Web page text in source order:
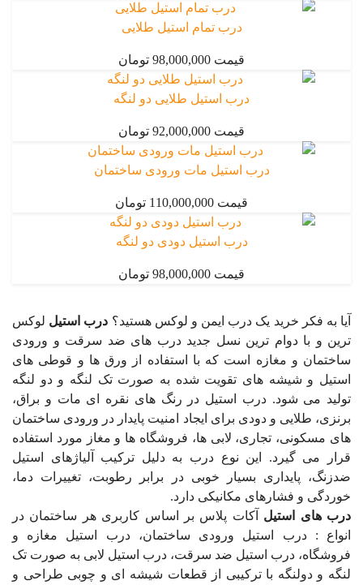
درب تمام استیل طلایی
قیمت 98,000,000 تومان
درب استیل طلایی دو لنگه
قیمت 92,000,000 تومان
درب استیل مات ورودی ساختمان
قیمت 110,000,000 تومان
درب استیل دودی دو لنگه
قیمت 98,000,000 تومان
آیا به فکر خرید یک درب ایمن و لوکس هستید؟ درب استیل لوکس
ترین و با دوام ترین نسل جدید درب های ضد سرقت و ورودی
ساختمان و مغازه است که با استفاده از ورق ها ‌و قوطی های
استیل و شیشه های تقویت‌ شده به صورت تک لنگه و دو لنگه
تولید می شود. درب استیل در رنگ های نقره ای مات و براق،
برنزی، طلایی و دودی برای ایجاد امنیت پایدار در ورودی ساختمان
های مسکونی، تجاری، لابی ها، فروشگاه ها و مغاز مورد استفاده
قرار می گیرد. این نوع درب به دلیل ترکیب آلیاژهای استیل
ضدزنگ، پایداری بسیار خوبی در برابر رطوبت، تغییرات دما،
خوردگی و فشارهای مکانیکی دارد.
درب های استیل آکات پلاس بر اساس کاربری هر ساختمان در
انواع : درب استیل ورودی ساختمان، درب استیل مغازه و
فروشگاه، درب استیل ضد سرقت، درب استیل لابی به صورت تک
لنگه و دولنگه با ترکیبی از قطعات شیشه ای و چوبی طراحی و